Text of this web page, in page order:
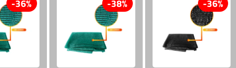
36% 38% 36%